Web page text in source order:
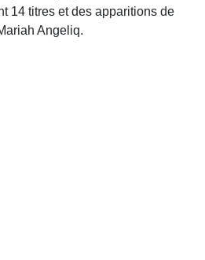
14 titres et des apparitions de
Angeliq.